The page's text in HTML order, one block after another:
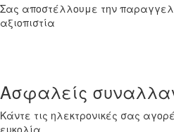
Σας αποστέλλουμε την
αξιοπιστία
Ασφαλείς
Κάντε τις ηλεκτρονικές σας